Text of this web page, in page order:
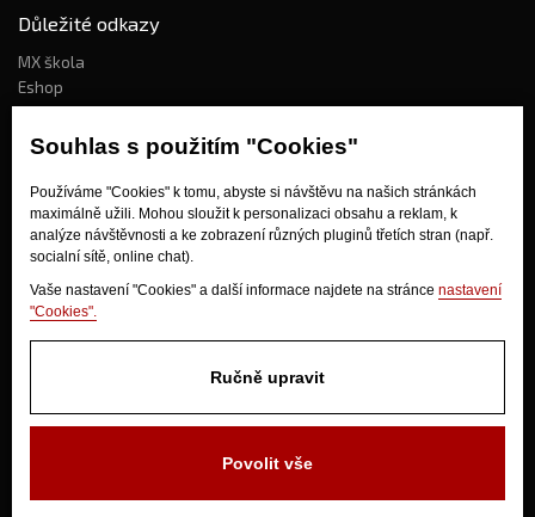
Souhlas s použitím "Cookies"
Používáme "Cookies" k tomu, abyste si návštěvu na našich stránkách
maximálně užili. Mohou sloužit k personalizaci obsahu a reklam, k
analýze návštěvnosti a ke zobrazení různých pluginů třetích stran (např.
socialní sítě, online chat).
Vaše nastavení "Cookies" a další informace najdete na stránce nastavení
"Cookies".
Ručně upravit
Povolit vše
Důležité odkazy
MX škola
Eshop
Kdo jsme?
Jak nakupovat?
Obchodní podmínky
Doprava
Odstoupení od kupní smlouvy
280 02 Kolín